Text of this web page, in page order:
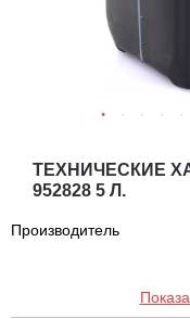
ТЕХНИЧЕСКИЕ
952828 5 Л.
Производитель